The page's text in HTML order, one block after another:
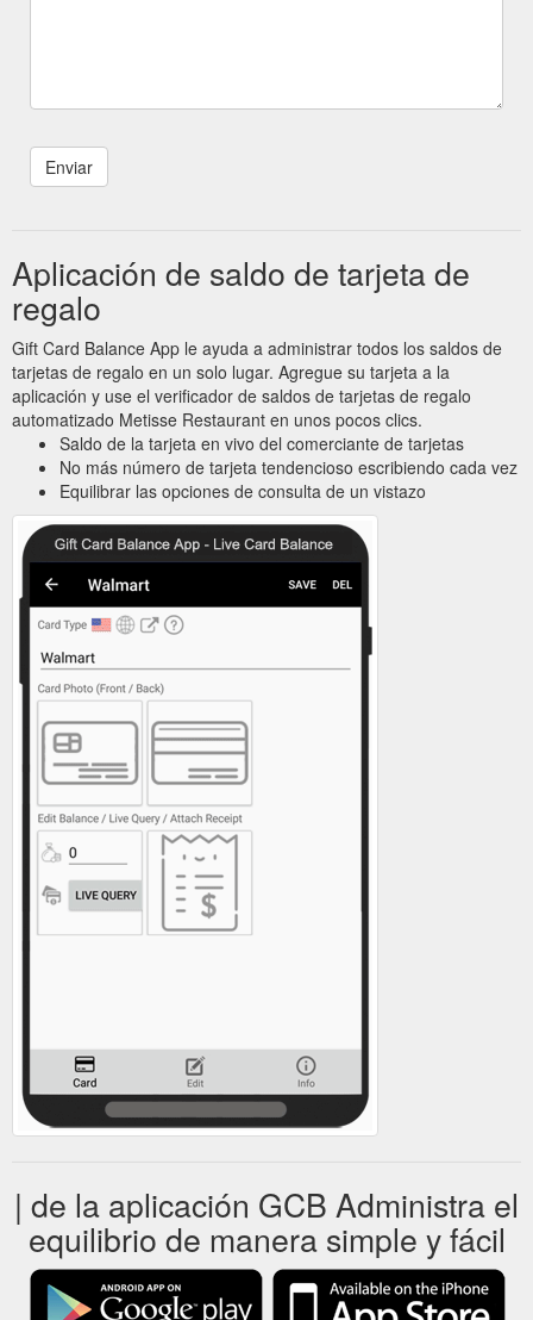
Aplicación de saldo de tarjeta de
regalo
Gift Card Balance App le ayuda a administrar todos los saldos de
tarjetas de regalo en un solo lugar. Agregue su tarjeta a la
aplicación y use el verificador de saldos de tarjetas de regalo
automatizado Metisse Restaurant en unos pocos clics.
Saldo de la tarjeta en vivo del comerciante de tarjetas
No más número de tarjeta tendencioso escribiendo cada vez
Equilibrar las opciones de consulta de un vistazo
| de la aplicación GCB Administra el
equilibrio de manera simple y fácil